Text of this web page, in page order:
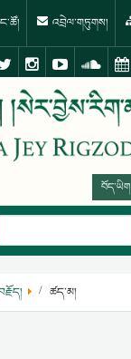
ང་ཚོ། འབྲེལ་གཏུགས།
བོད་ཡིག
ཚད་མ།